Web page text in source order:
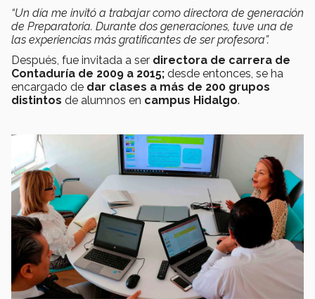
“Un día me invitó a trabajar como directora de generación
de Preparatoria. Durante dos generaciones, tuve una de
las experiencias más gratificantes de ser profesora”.
Después, fue invitada a ser directora de carrera de
Contaduría de 2009 a 2015; desde entonces, se ha
encargado de dar clases a más de 200 grupos
distintos de alumnos en campus Hidalgo.